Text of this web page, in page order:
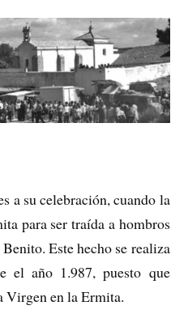
a su celebración, cuando la
para ser traída a hombros
Este hecho se realiza
el año 1.987, puesto que
Virgen en la Ermita.